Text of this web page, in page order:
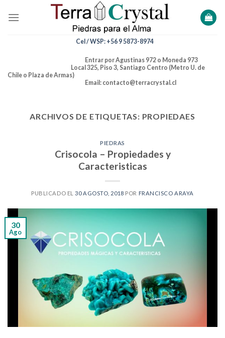
Cel / WSP: +56 9 5873-8974
Entrar por Agustinas 972 o Moneda 973
Local 325, Piso 3, Santiago Centro (Metro U. de
Chile o Plaza de Armas)
Email: contacto@terracrystal.cl
ARCHIVOS DE ETIQUETAS: PROPIEDAES
PIEDRAS
Crisocola – Propiedades y
Caracteristicas
PUBLICADO EL30 AGOSTO, 2018 POR FRANCISCO ARAYA
30
Ago